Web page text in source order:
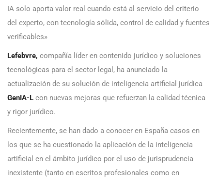
IA solo aporta valor real cuando está al servicio del criterio
del experto, con tecnología sólida, control de calidad y fuentes
verificables»
Lefebvre, compañía líder en contenido jurídico y soluciones
tecnológicas para el sector legal, ha anunciado la
actualización de su solución de inteligencia artificial jurídica
GenIA-L con nuevas mejoras que refuerzan la calidad técnica
y rigor jurídico.
Recientemente, se han dado a conocer en España casos en
los que se ha cuestionado la aplicación de la inteligencia
artificial en el ámbito jurídico por el uso de jurisprudencia
inexistente (tanto en escritos profesionales como en